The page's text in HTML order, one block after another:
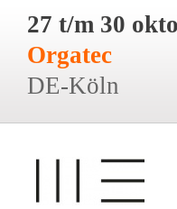
27 t/m 30
Orgatec
DE-Köln